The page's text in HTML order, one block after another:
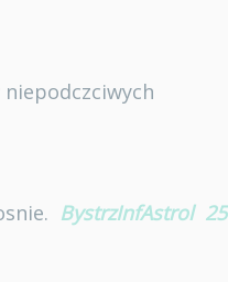
BystrzInfAstrol 25